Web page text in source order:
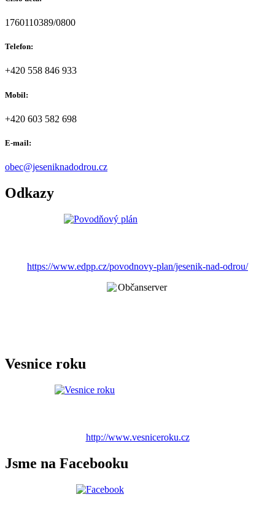
1760110389/0800
Telefon:
+420 558 846 933
Mobil:
+420 603 582 698
E-mail:
obec@jeseniknadodrou.cz
Odkazy
https://www.edpp.cz/povodnovy-plan/jesenik-nad-odrou/
Vesnice roku
http://www.vesniceroku.cz
Jsme na Facebooku